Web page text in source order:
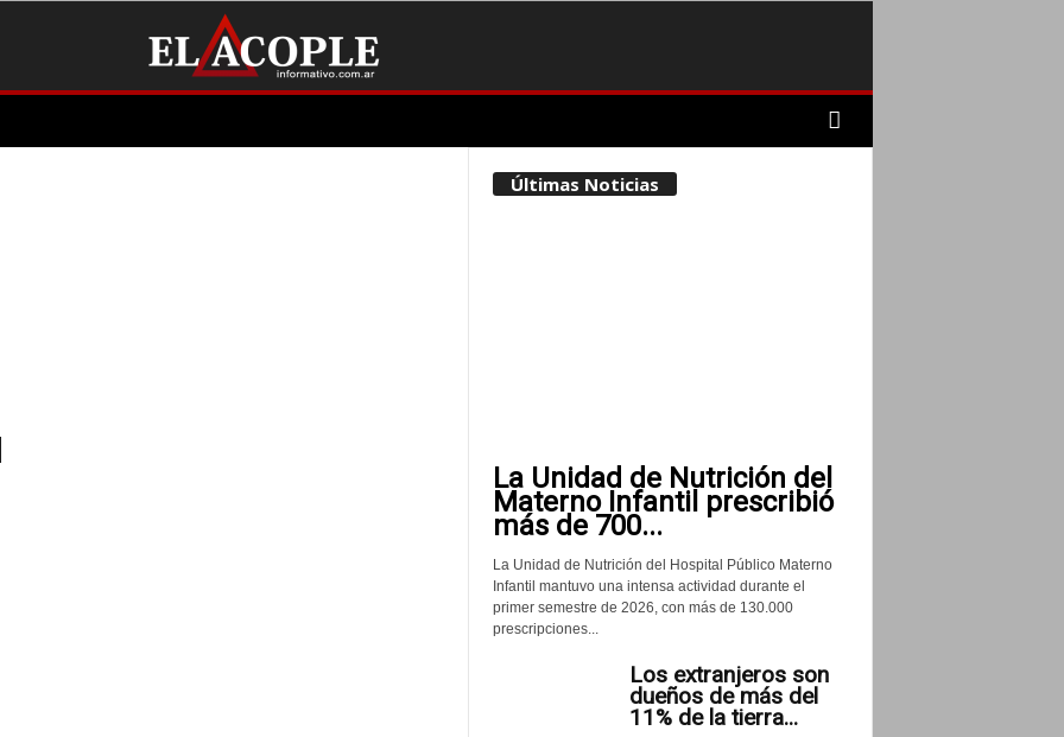
Últimas Noticias
La Unidad de Nutrición del
Materno Infantil prescribió
más de 700...
La Unidad de Nutrición del Hospital Público Materno
Infantil mantuvo una intensa actividad durante el
primer semestre de 2026, con más de 130.000
prescripciones...
Los extranjeros son
dueños de más del
11% de la tierra...